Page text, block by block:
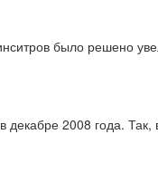
было решено
2008 года. Так,